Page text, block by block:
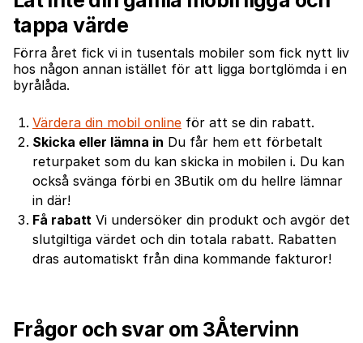
tappa värde
Förra året fick vi in tusentals mobiler som fick nytt liv
hos någon annan istället för att ligga bortglömda i en
byrålåda.
Värdera din mobil online för att se din rabatt.
Skicka eller lämna in Du får hem ett förbetalt
returpaket som du kan skicka in mobilen i. Du kan
också svänga förbi en 3Butik om du hellre lämnar
in där!
Få rabatt Vi undersöker din produkt och avgör det
slutgiltiga värdet och din totala rabatt. Rabatten
dras automatiskt från dina kommande fakturor!
Frågor och svar om 3Återvinn